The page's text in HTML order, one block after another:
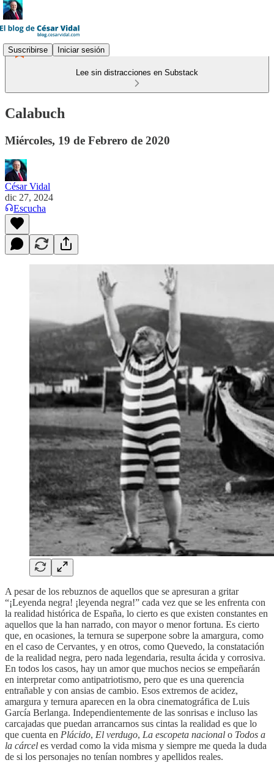
Suscribirse Iniciar sesión
Lee sin distracciones en Substack
Calabuch
Miércoles, 19 de Febrero de 2020
César Vidal
dic 27, 2024
Escucha
A pesar de los rebuznos de aquellos que se apresuran a gritar
“¡Leyenda negra! ¡leyenda negra!” cada vez que se les enfrenta con
la realidad histórica de España, lo cierto es que existen constantes en
aquellos que la han narrado, con mayor o menor fortuna. Es cierto
que, en ocasiones, la ternura se superpone sobre la amargura, como
en el caso de Cervantes, y en otros, como Quevedo, la constatación
de la realidad negra, pero nada legendaria, resulta ácida y corrosiva.
En todos los casos, hay un amor que muchos necios se empeñarán
en interpretar como antipatriotismo, pero que es una querencia
entrañable y con ansias de cambio. Esos extremos de acidez,
amargura y ternura aparecen en la obra cinematográfica de Luis
García Berlanga. Independientemente de las sonrisas e incluso las
carcajadas que puedan arrancarnos sus cintas la realidad es que lo
que cuenta en Plácido, El verdugo, La escopeta nacional o Todos a
la cárcel es verdad como la vida misma y siempre me queda la duda
de si los personajes no tenían nombres y apellidos reales.